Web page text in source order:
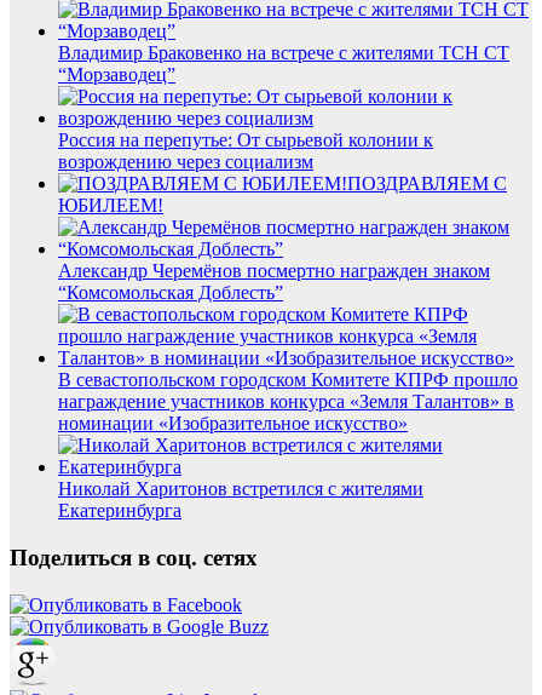
Владимир Браковенко на встрече с жителями ТСН СТ
“Морзаводец”
Россия на перепутье: От сырьевой колонии к
возрождению через социализм
ПОЗДРАВЛЯЕМ С
ЮБИЛЕЕМ!
Александр Черемёнов посмертно награжден знаком
“Комсомольская Доблесть”
В севастопольском городском Комитете КПРФ прошло
награждение участников конкурса «Земля Талантов» в
номинации «Изобразительное искусство»
Николай Харитонов встретился с жителями
Екатеринбурга
Поделиться в соц. сетях